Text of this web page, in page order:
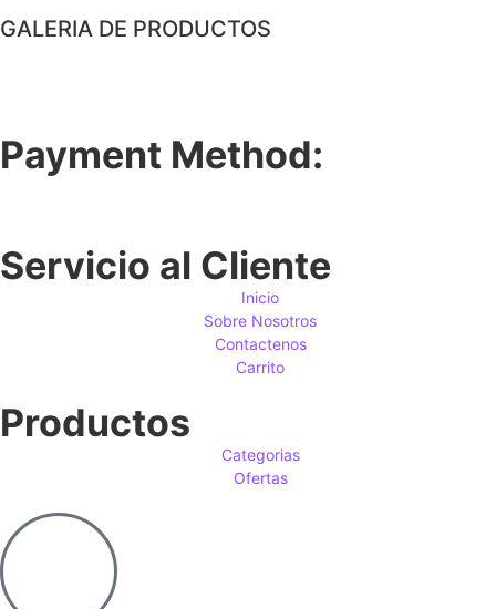
GALERIA DE PRODUCTOS
Payment Method:
Servicio al Cliente
Inicio
Sobre Nosotros
Contactenos
Carrito
Productos
Categorias
Ofertas